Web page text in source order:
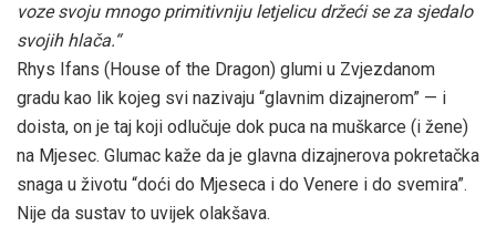
voze svoju mnogo primitivniju letjelicu držeći se za sjedalo
svojih hlača.“
Rhys Ifans (House of the Dragon) glumi u Zvjezdanom
gradu kao lik kojeg svi nazivaju “glavnim dizajnerom” — i
doista, on je taj koji odlučuje dok puca na muškarce (i žene)
na Mjesec. Glumac kaže da je glavna dizajnerova pokretačka
snaga u životu “doći do Mjeseca i do Venere i do svemira”.
Nije da sustav to uvijek olakšava.